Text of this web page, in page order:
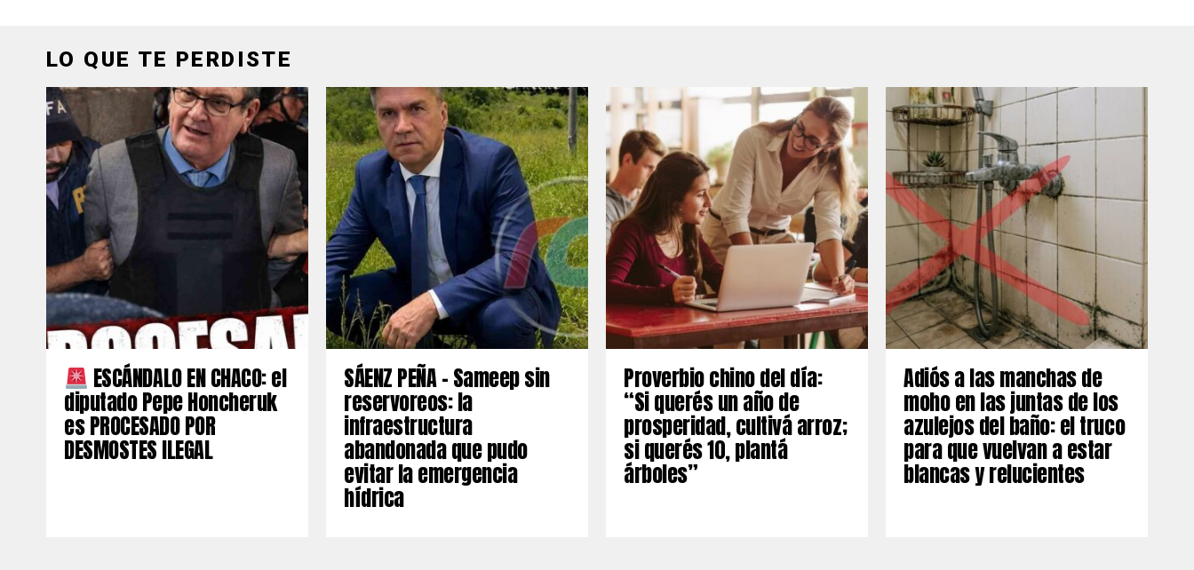
LO QUE TE PERDISTE
ESCÁNDALO EN CHACO: el
diputado Pepe Honcheruk
es PROCESADO POR
DESMOSTES ILEGAL
SÁENZ PEÑA – Sameep sin
reservoreos: la
infraestructura
abandonada que pudo
evitar la emergencia
hídrica
Proverbio chino del día:
“Si querés un año de
prosperidad, cultivá arroz;
si querés 10, plantá
árboles”
Adiós a las manchas de
moho en las juntas de los
azulejos del baño: el truco
para que vuelvan a estar
blancas y relucientes